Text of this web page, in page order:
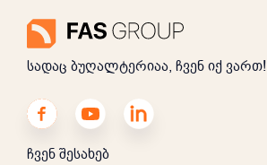
სადაც ბუღალტერიაა, ჩვენ იქ ვართ!
ჩვენ შესახებ